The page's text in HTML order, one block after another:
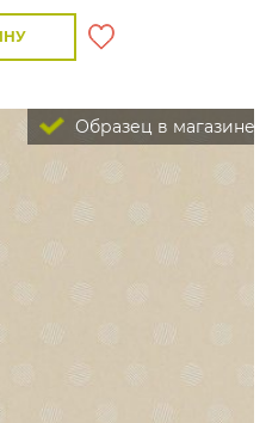
Образец в магазине